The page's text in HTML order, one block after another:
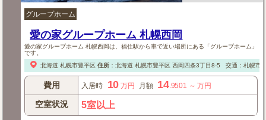
グループホーム
愛の家グループホーム 札幌西岡
愛の家グループホーム 札幌西岡は、福住駅から車で近い場所にある「グループホーム」
です。
北海道 札幌市豊平区 住所： 北海道 札幌市豊平区西岡四条3丁目8-5 交通：札幌市
費用 入居時 10 万円 月額 14.9501 ～万円
空室状況 5室以上